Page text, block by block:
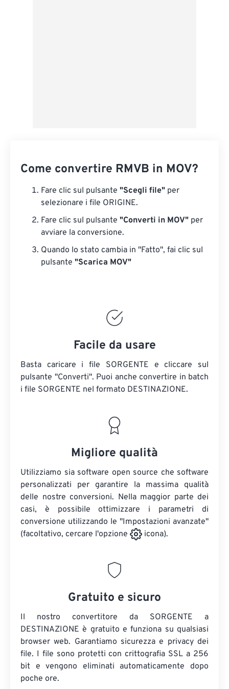
Come convertire RMVB in MOV?
Fare clic sul pulsante "Scegli file" per
selezionare i file ORIGINE.
Fare clic sul pulsante "Converti in MOV" per
avviare la conversione.
Quando lo stato cambia in "Fatto", fai clic sul
pulsante "Scarica MOV"
Facile da usare
Basta caricare i file SORGENTE e cliccare sul
pulsante "Converti". Puoi anche convertire in batch
i file SORGENTE nel formato DESTINAZIONE.
Migliore qualità
Utilizziamo sia software open source che software
personalizzati per garantire la massima qualità
delle nostre conversioni. Nella maggior parte dei
casi, è possibile ottimizzare i parametri di
conversione utilizzando le "Impostazioni avanzate"
(facoltativo, cercare l'opzione
icona).
Gratuito e sicuro
Il nostro convertitore da SORGENTE a
DESTINAZIONE è gratuito e funziona su qualsiasi
browser web. Garantiamo sicurezza e privacy dei
file. I file sono protetti con crittografia SSL a 256
bit e vengono eliminati automaticamente dopo
poche ore.